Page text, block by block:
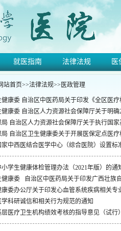
就医指南 法律法规 医
站首页>>法律法规>> 医政管理
健康委 自治区中医药局关于印发《全区医
健康委 自治区人力资源社会保障厅关于明
局 自治区人力资源社会保障厅关于执行国
局 自治区卫生健康委关于开展医保定点医
中西医结合医学中心（综合医院）设置标
学生健康体检管理办法（2021年版）的通
健康委 自治区中医药局关于印发广西壮族
康委办公厅关于印发心血管系统疾病相关专
科研诚信和相关行为规范的通知
医疗卫生机构绩效考核的指导意见（试行）